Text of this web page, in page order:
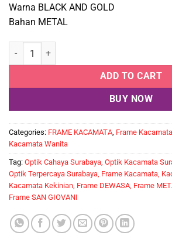
Warna BLACK AND GOLD
Bahan METAL
SAN GIOVANI 72696 quantity
ADD TO CART
BUY NOW
Categories: FRAME KACAMATA Frame
Kacamata Wanita
Tag: Optik Cahaya Surabaya, Optik Kacamata
Optik Terpercaya Surabaya, Frame Kacamata,
Kacamata Kekinian, Frame DEWASA, Frame
Frame SAN GIOVANI